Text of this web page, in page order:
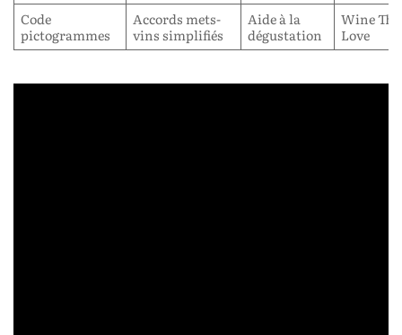
Code
pictogrammes
Accords mets-
vins simplifiés
Aide à la
dégustation
Wine
Love